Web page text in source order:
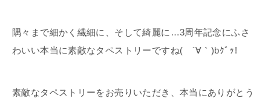
隅々まで細かく繊細に、そして綺麗に…3周年記念にふさ
わいい本当に素敵なタペストリーですね( ´∀｀)bｸﾞｯ!
素敵なタペストリーをお売りいただき、本当にありがとう